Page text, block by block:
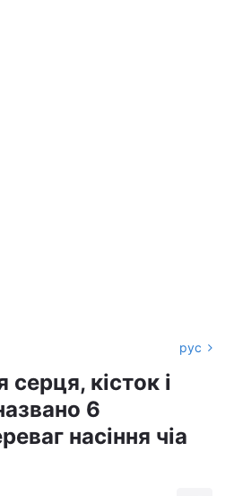
рус
серця, кісток і
6
насіння чіа